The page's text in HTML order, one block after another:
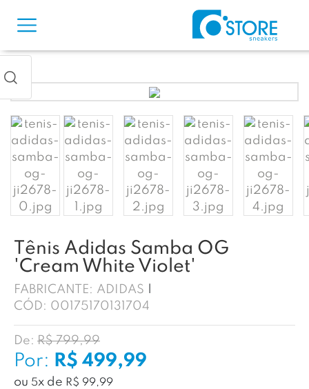
Tênis Adidas Samba OG
'Cream White Violet'
FABRICANTE: ADIDAS
CÓD: 00175170131704
De: R$ 799,99
Por: R$ 499,99
ou 5x de R$ 99,99